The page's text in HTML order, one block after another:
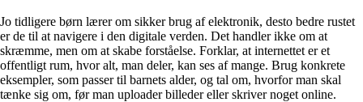
Jo tidligere børn lærer om sikker brug af elektronik, desto bedre rustet
er de til at navigere i den digitale verden. Det handler ikke om at
skræmme, men om at skabe forståelse. Forklar, at internettet er et
offentligt rum, hvor alt, man deler, kan ses af mange. Brug konkrete
eksempler, som passer til barnets alder, og tal om, hvorfor man skal
tænke sig om, før man uploader billeder eller skriver noget online.